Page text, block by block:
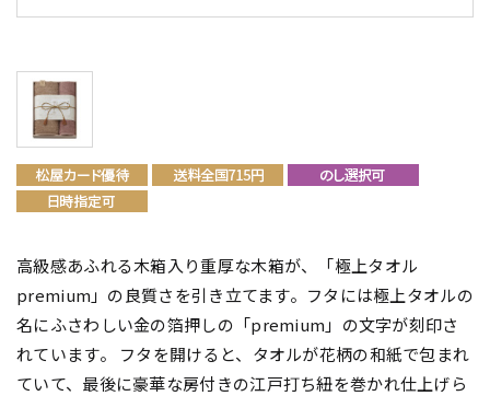
高級感あふれる木箱入り重厚な木箱が、「極上タオル
premium」の良質さを引き立てます。フタには極上タオルの
名にふさわしい金の箔押しの「premium」の文字が刻印さ
れています。 フタを開けると、タオルが花柄の和紙で包まれ
ていて、最後に豪華な房付きの江戸打ち紐を巻かれ仕上げら